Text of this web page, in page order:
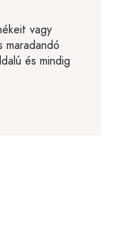
vagy
maradandó
és mindig